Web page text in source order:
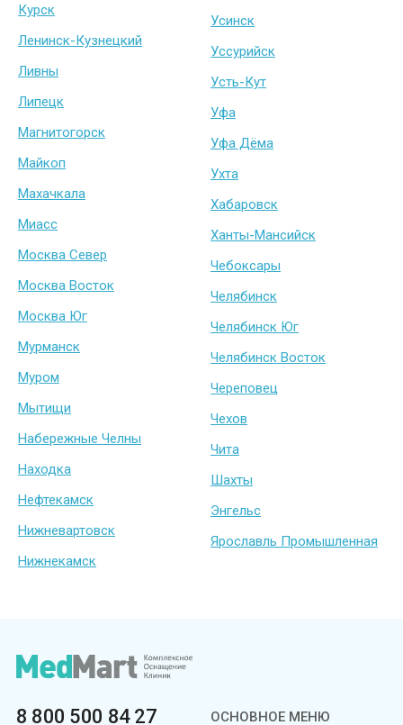
Курск
Ленинск-Кузнецкий
Ливны
Липецк
Магнитогорск
Майкоп
Махачкала
Миасс
Москва Север
Москва Восток
Москва Юг
Мурманск
Муром
Мытищи
Набережные Челны
Находка
Нефтекамск
Нижневартовск
Нижнекамск
Усинск
Уссурийск
Усть-Кут
Уфа
Уфа Дёма
Ухта
Хабаровск
Ханты-Мансийск
Чебоксары
Челябинск
Челябинск Юг
Челябинск Восток
Череповец
Чехов
Чита
Шахты
Энгельс
Ярославль Промышленная
8 800 500 84 27
ОСНОВНОЕ МЕНЮ